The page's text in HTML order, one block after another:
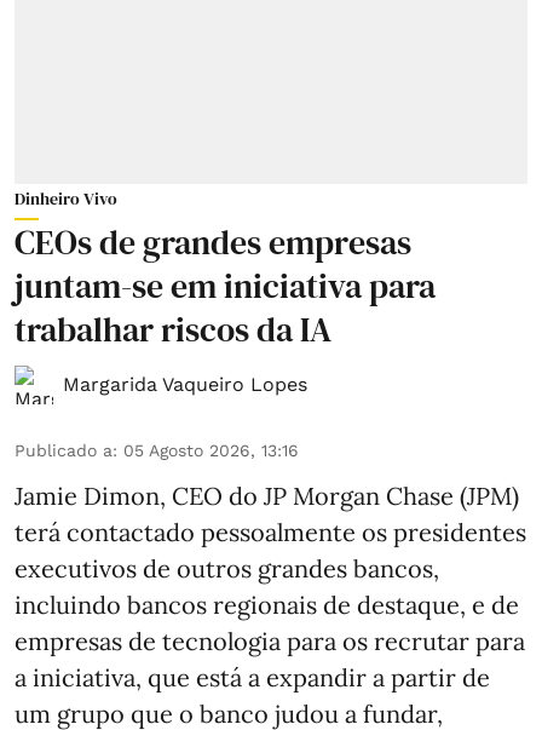
Dinheiro Vivo
CEOs de grandes empresas
juntam-se em iniciativa para
trabalhar riscos da IA
Margarida Vaqueiro Lopes
Publicado a: 05 Agosto 2026, 13:16
Jamie Dimon, CEO do JP Morgan Chase (JPM)
terá contactado pessoalmente os presidentes
executivos de outros grandes bancos,
incluindo bancos regionais de destaque, e de
empresas de tecnologia para os recrutar para
a iniciativa, que está a expandir a partir de
um grupo que o banco judou a fundar,